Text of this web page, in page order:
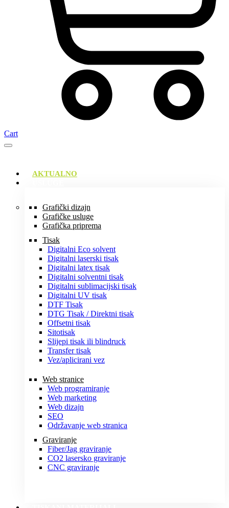
Cart
AKTUALNO
Grafički dizajn
Grafičke usluge
Grafička priprema
Tisak
Digitalni Eco solvent
Digitalni laserski tisak
Digitalni latex tisak
Digitalni solventni tisak
Digitalni sublimacijski tisak
Digitalni UV tisak
DTF Tisak
DTG Tisak / Direktni tisak
Offsetni tisak
Sitotisak
Slijepi tisak ili blindruck
Transfer tisak
Vez/aplicirani vez
Web stranice
Web programiranje
Web marketing
Web dizajn
SEO
Održavanje web stranica
Graviranje
Fiber/Jag graviranje
CO2 lasersko graviranje
CNC graviranje